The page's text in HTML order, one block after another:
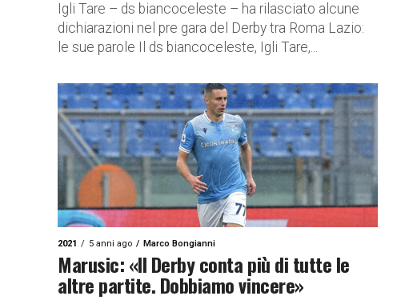
Igli Tare – ds biancoceleste – ha rilasciato alcune
dichiarazioni nel pre gara del Derby tra Roma Lazio:
le sue parole Il ds biancoceleste, Igli Tare,...
2021 5 anni ago Marco Bongianni
Marusic: «Il Derby conta più di tutte le
altre partite. Dobbiamo vincere»